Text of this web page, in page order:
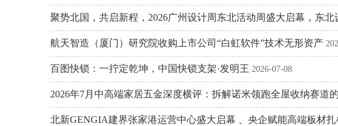
聚势北国，共启新程，2026广州设计周东北活动周盛大启幕，东北
航天智造（厦门）研究院收购上市公司“白虹软件”技术无形资产
百图快锁：一拧定乾坤，中国快锁支架·发明王 2026-07-08
2026年7月中高端家居五金深度横评：拆解诺米领跑全屋收纳赛道
北新GENGIA建界张家港运营中心盛大启幕 、央企赋能高端板材